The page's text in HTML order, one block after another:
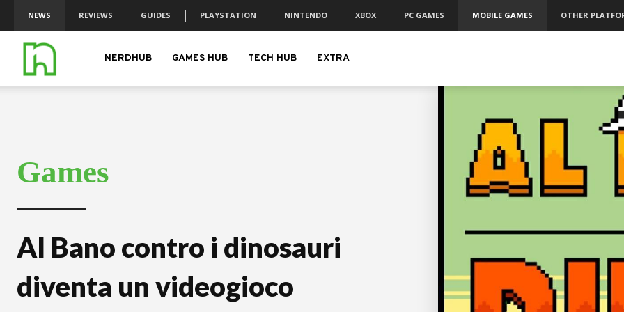
NEWS REVIEWS GUIDES PLAYSTATION NINTENDO XBOX PC GAMES MOBILE GAMES OTHER
nerdhub.itNERDHUB GAMES HUB TECH HUB EXTRA
Games
Al Bano contro i dinosauri
diventa un videogioco